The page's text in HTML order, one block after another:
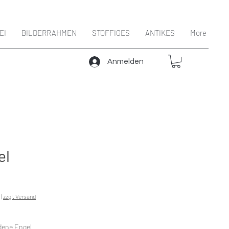
BILDERRAHMEN STOFFIGES ANTIKES More
Anmelden
|zzgl. Versand
Engel